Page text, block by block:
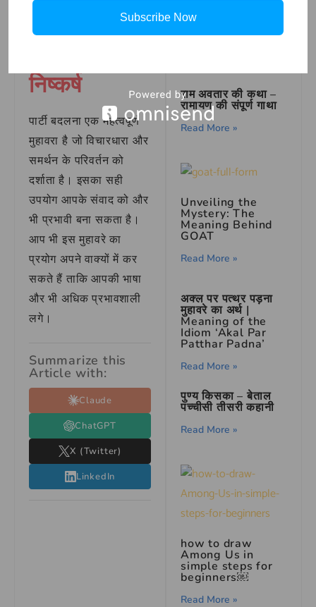
लोग अपनी विचारधारा को
बदलकर नई पार्टी में शामिल
निष्कर्ष
पार्टी बदलना एक महत्वपूर्ण
मुहावरा है जो विचारधारा और
समर्थन के परिवर्तन को
दर्शाता है। इसका सही
उपयोग आपके संवाद को और
भी प्रभावी बना सकता है।
आप भी इस मुहावरे का
प्रयोग अपने वाक्यों में कर
सकते हैं ताकि आपकी भाषा
और भी अधिक प्रभावशाली
लगे।
Summarize this
Article with:
Claude
ChatGPT
X (Twitter)
LinkedIn
कमल का पर्यायवाची शब्द
राम अवतार की कथा –
रामायण की संपूर्ण गाथा
Read More »
Unveiling the
Mystery: The
Meaning Behind
GOAT
Read More »
अक्ल पर पत्थर पड़ना
मुहावरे का अर्थ |
Meaning of the
Idiom ‘Akal Par
Patthar Padna’
Read More »
पुण्य किसका – बेताल
पच्चीसी तीसरी कहानी
Read More »
how to draw
Among Us in
simple steps for
beginners￼
Read More »
Subscribe Now